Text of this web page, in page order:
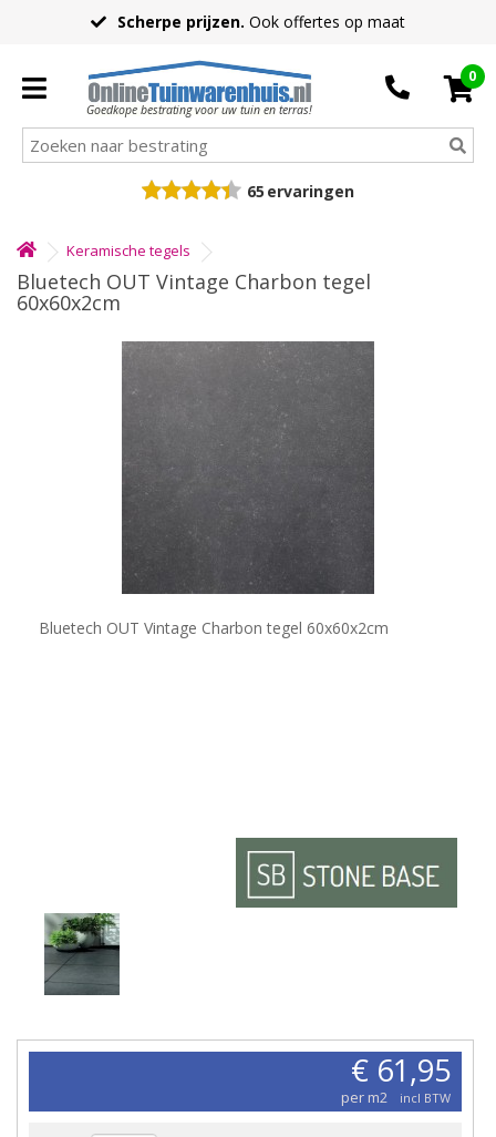
Scherpe prijzen. Ook offertes op maat
Goedkope bestrating voor uw tuin en terras!
0
65 ervaringen
Keramische tegels
Bluetech OUT Vintage Charbon tegel
60x60x2cm
Bluetech OUT Vintage Charbon tegel 60x60x2cm
€ 61,95
per m2 incl BTW